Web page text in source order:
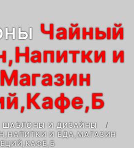
Чайный
и
ШАБЛОНЫ И ДИЗАЙНЫ
И ЕДА,МАГАЗИН